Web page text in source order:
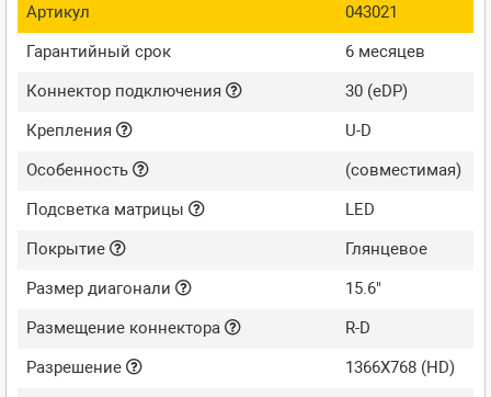
Артикул
043021
Гарантийный срок
6 месяцев
Коннектор подключения
30 (eDP)
Крепления
U-D
Особенность
(совместимая)
Подсветка матрицы
LED
Покрытие
Глянцевое
Размер диагонали
15.6"
Размещение коннектора
R-D
Разрешение
1366X768 (HD)